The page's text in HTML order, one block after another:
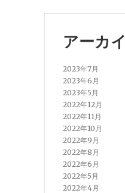
アーカ
2023年7月
2023年6月
2023年5月
2022年12月
2022年11月
2022年10月
2022年9月
2022年8月
2022年6月
2022年5月
2022年4月